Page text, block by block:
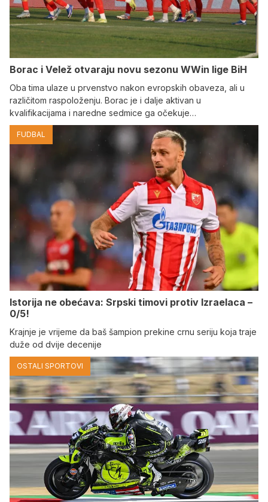
Borac i Velež otvaraju novu sezonu WWin lige BiH
Oba tima ulaze u prvenstvo nakon evropskih obaveza, ali u
različitom raspoloženju. Borac je i dalje aktivan u
kvalifikacijama i naredne sedmice ga očekuje…
FUDBAL
Istorija ne obećava: Srpski timovi protiv Izraelaca –
0/5!
Krajnje je vrijeme da baš šampion prekine crnu seriju koja traje
duže od dvije decenije
OSTALI SPORTOVI